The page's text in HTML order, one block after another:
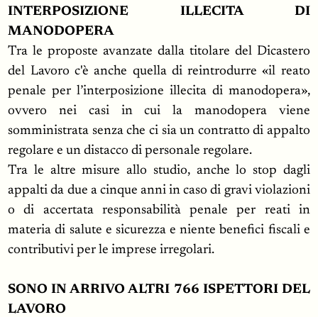
INTERPOSIZIONE ILLECITA DI
MANODOPERA
Tra le proposte avanzate dalla titolare del Dicastero
del Lavoro c'è anche quella di reintrodurre «il reato
penale per l’interposizione illecita di manodopera»,
ovvero nei casi in cui la manodopera viene
somministrata senza che ci sia un contratto di appalto
regolare e un distacco di personale regolare.
Tra le altre misure allo studio, anche lo stop dagli
appalti da due a cinque anni in caso di gravi violazioni
o di accertata responsabilità penale per reati in
materia di salute e sicurezza e niente benefici fiscali e
contributivi per le imprese irregolari.
SONO IN ARRIVO ALTRI 766 ISPETTORI DEL
LAVORO